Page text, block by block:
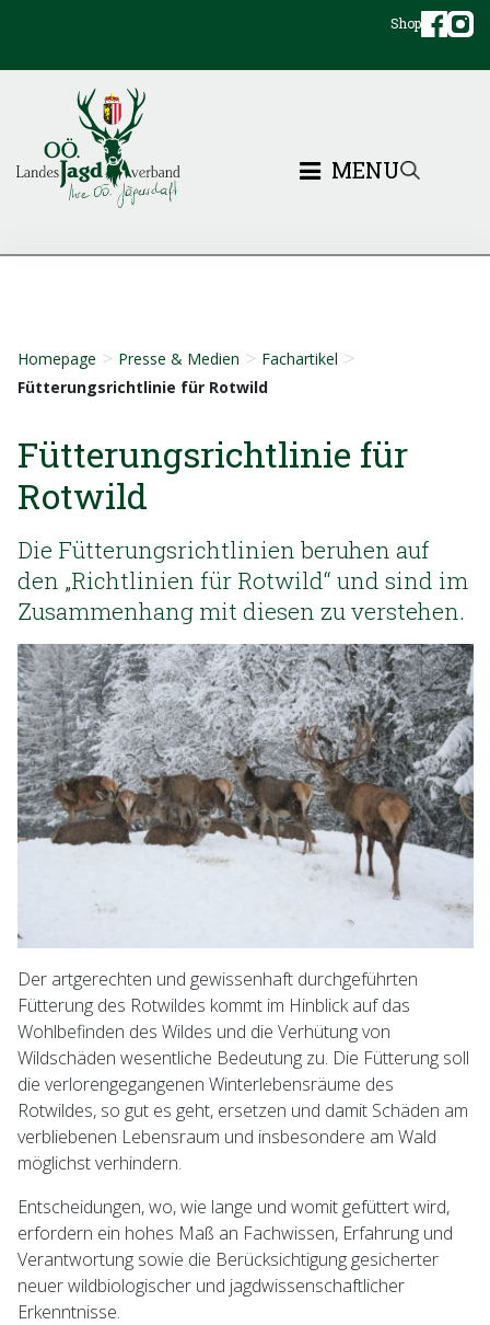
Shop
MENU
Homepage > Presse & Medien > Fachartikel >
Fütterungsrichtlinie für Rotwild
Fütterungsrichtlinie für
Rotwild
Die Fütterungsrichtlinien beruhen auf
den „Richtlinien für Rotwild“ und sind im
Zusammenhang mit diesen zu verstehen.
Der artgerechten und gewissenhaft durchgeführten
Fütterung des Rotwildes kommt im Hinblick auf das
Wohlbefinden des Wildes und die Verhütung von
Wildschäden wesentliche Bedeutung zu. Die Fütterung soll
die verlorengegangenen Winterlebensräume des
Rotwildes, so gut es geht, ersetzen und damit Schäden am
verbliebenen Lebensraum und insbesondere am Wald
möglichst verhindern.
Entscheidungen, wo, wie lange und womit gefüttert wird,
erfordern ein hohes Maß an Fachwissen, Erfahrung und
Verantwortung sowie die Berücksichtigung gesicherter
neuer wildbiologischer und jagdwissenschaftlicher
Erkenntnisse.